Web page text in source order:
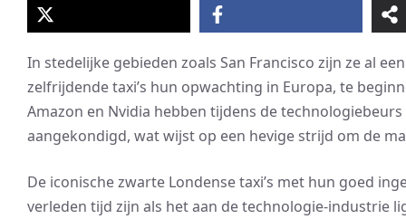
In stedelijke gebieden zoals San Francisco zijn ze al
zelfrijdende taxi’s hun opwachting in Europa, te
Amazon en Nvidia hebben tijdens de technologiebeurs
aangekondigd, wat wijst op een hevige strijd om de
De iconische zwarte Londense taxi’s met hun goed
verleden tijd zijn als het aan de technologie-industrie